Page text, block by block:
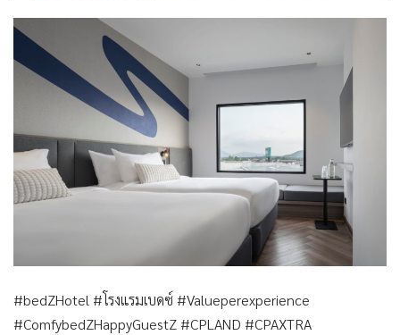
#bedZHotel #โรงแรมเบดซ์ #Valueperexperience
#ComfybedZHappyGuestZ #CPLAND #CPAXTRA